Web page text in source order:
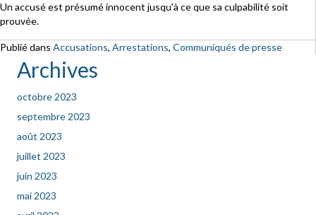
Un accusé est présumé innocent jusqu'à ce que sa culpabilité soit
prouvée.
Publié dans Accusations, Arrestations, Communiqués de presse
Archives
octobre 2023
septembre 2023
août 2023
juillet 2023
juin 2023
mai 2023